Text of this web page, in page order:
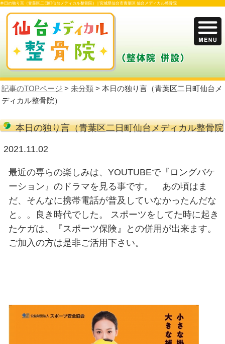
本日の独り言（青葉区二日町仙台メディカル整骨院） |宮城県仙台市青葉区 仙台メデ
記事のTOPページ>未分類> 本日の独り言
ディカル整骨院）
本日の独り言（青葉区二日町仙台
2021.11.02
最近の専らの楽しみは、YOUTUBE
と。。良き時代でした。 スポーツ
たケガは、『スポーツ保険』との